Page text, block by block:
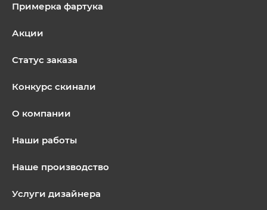
Примерка фартука
Акции
Статус заказа
Конкурс скинали
О компании
Наши работы
Наше производство
Услуги дизайнера